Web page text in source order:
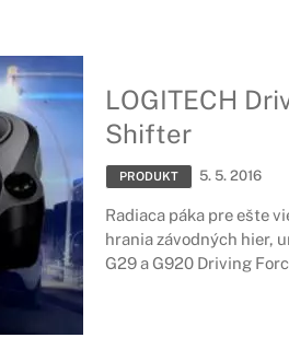
LOGITECH
Shifter
PRODUKT 5. 5. 2016
Radiaca páka pre ešte
hrania závodných hier,
G29 a G920 Driving